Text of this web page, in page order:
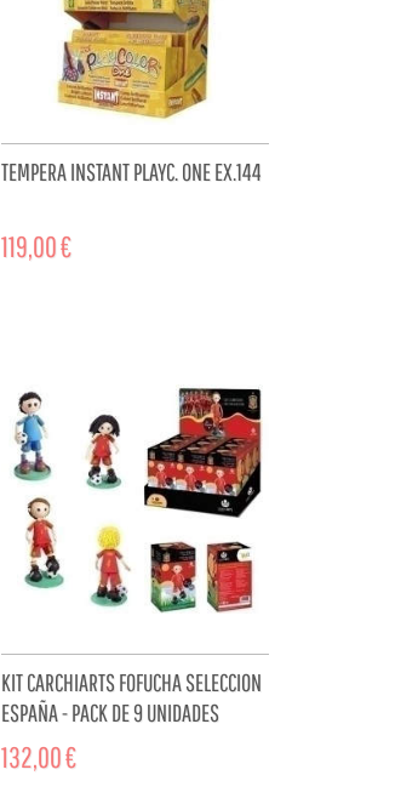
TEMPERA INSTANT PLAYC. ONE EX.144
119,00 €
KIT CARCHIARTS FOFUCHA SELECCION
ESPAÑA - PACK DE 9 UNIDADES
132,00 €